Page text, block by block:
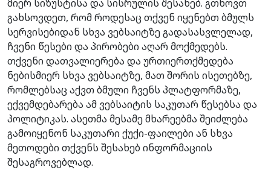
მიერ სიზუსტისა და სისრულის შესახებ. გთხოვთ
გახსოვდეთ, რომ როდესაც თქვენ იყენებთ ბმულს
სერვისებიდან სხვა ვებსაიტზე გადასასვლელად,
ჩვენი წესები და პირობები აღარ მოქმედებს.
თქვენი დათვალიერება და ურთიერთქმედება
ნებისმიერ სხვა ვებსაიტზე, მათ შორის ისეთებზე,
რომლებსაც აქვთ ბმული ჩვენს პლატფორმაზე,
ექვემდებარება ამ ვებსაიტის საკუთარ წესებსა და
პოლიტიკას. ასეთმა მესამე მხარეებმა შეიძლება
გამოიყენონ საკუთარი ქუქი-ფაილები ან სხვა
მეთოდები თქვენს შესახებ ინფორმაციის
შესაგროვებლად.